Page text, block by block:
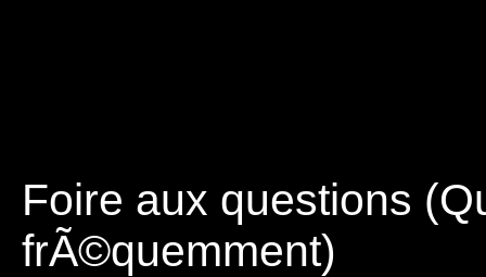
Foire aux questions
frÃ©quemment)